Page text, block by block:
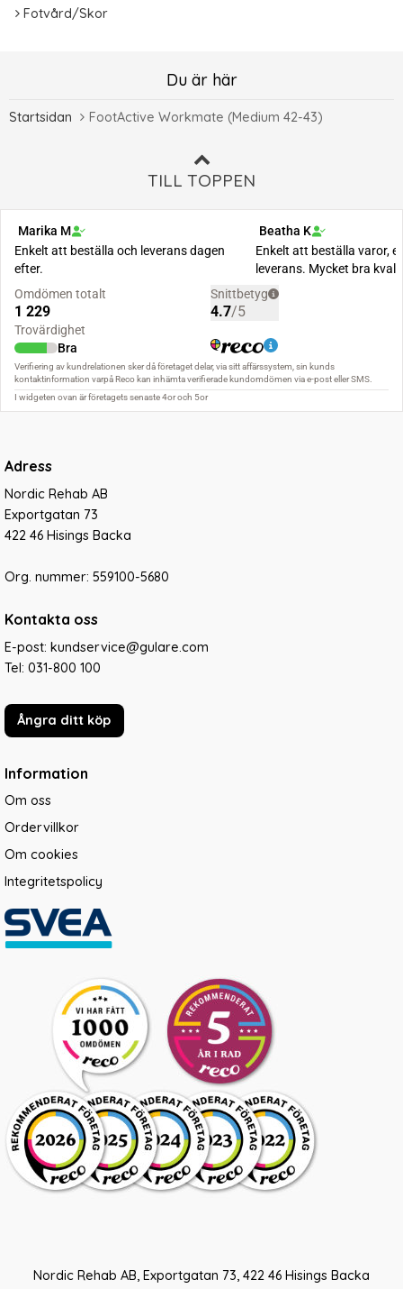
Fotvård/Skor
Du är här
Startsidan FootActive Workmate (Medium 42-43)
TILL TOPPEN
Adress
Nordic Rehab AB
Exportgatan 73
422 46 Hisings Backa
Org. nummer: 559100-5680
Kontakta oss
E-post: kundservice@gulare.com
Tel: 031-800 100
Ångra ditt köp
Information
Om oss
Ordervillkor
Om cookies
Integritetspolicy
Nordic Rehab AB, Exportgatan 73, 422 46 Hisings Backa